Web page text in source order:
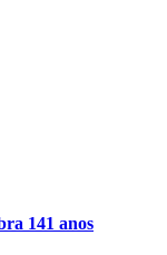
141 anos